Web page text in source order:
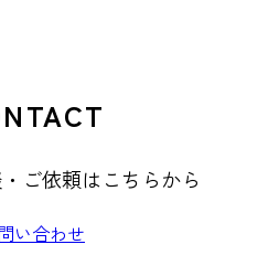
ご依頼はこちらから
い合わせ